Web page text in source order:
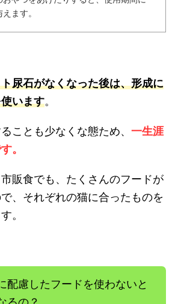
ます。
尿石がなくなった後は、形成に
います。
ことも少なくな態ため、 一生涯
。
販食でも、たくさんのフードが
、それぞれの猫に合ったものを
。
配慮したフードを使わないと